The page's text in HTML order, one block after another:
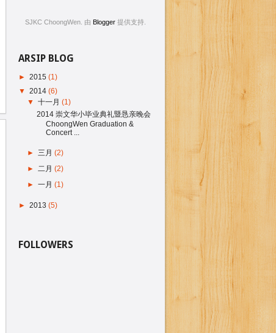
SJKC ChoongWen. 由 Blogger 提供支持.
ARSIP BLOG
► 2015 (1)
▼ 2014 (6)
▼十一月 (1)
2014 崇文华小毕业典礼暨恳亲晚会
ChoongWen Graduation &
Concert ...
►三月 (2)
►二月 (2)
►一月 (1)
► 2013 (5)
FOLLOWERS